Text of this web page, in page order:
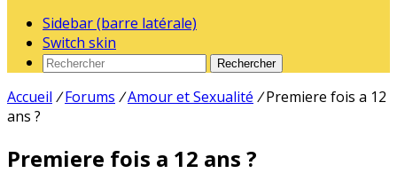
Sidebar (barre latérale)
Switch skin
Rechercher
Accueil / Forums /Amour et Sexualité / Premiere fois a 12
ans ?
Premiere fois a 12 ans ?